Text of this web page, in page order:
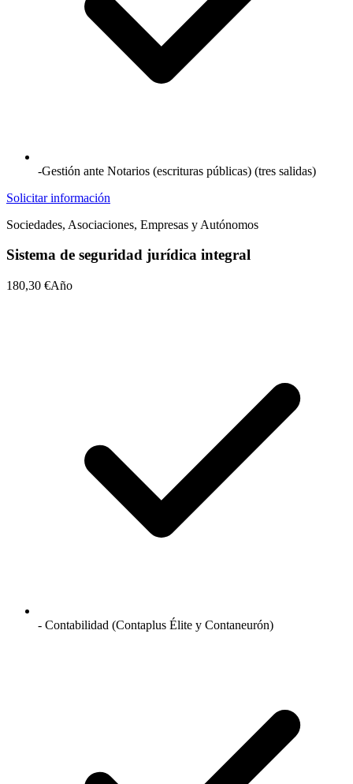
-Gestión ante Notarios (escrituras públicas) (tres salidas)
Solicitar información
Sociedades, Asociaciones, Empresas y Autónomos
Sistema de seguridad jurídica integral
180,30 €Año
- Contabilidad (Contaplus Élite y Contaneurón)